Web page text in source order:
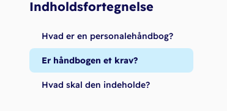
Indholdsfortegnelse
Hvad er en personalehåndbog?
Er håndbogen et krav?
Hvad skal den indeholde?